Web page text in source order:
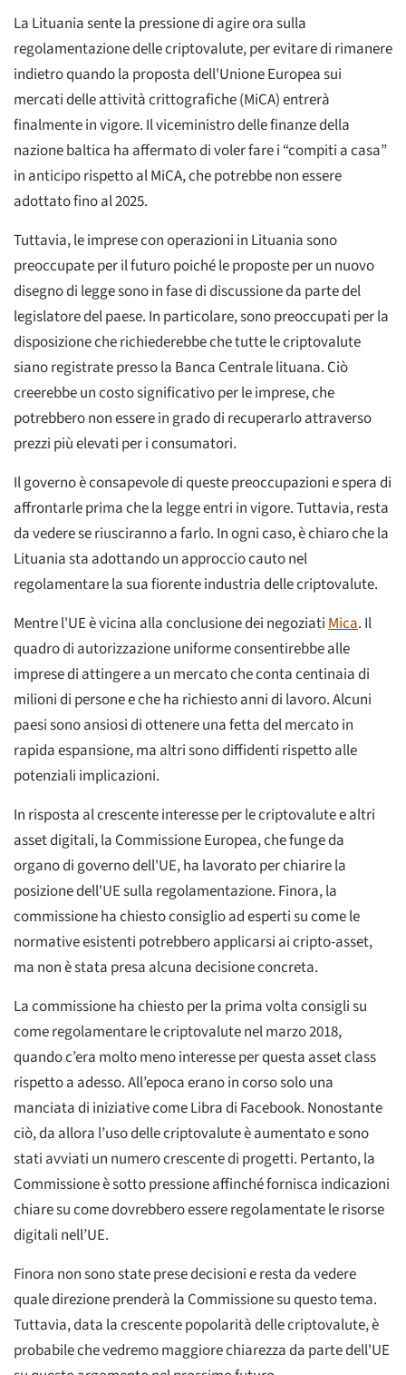
La Lituania sente la pressione di agire ora sulla
regolamentazione delle criptovalute, per evitare di rimanere
indietro quando la proposta dell'Unione Europea sui
mercati delle attività crittografiche (MiCA) entrerà
finalmente in vigore. Il viceministro delle finanze della
nazione baltica ha affermato di voler fare i “compiti a casa”
in anticipo rispetto al MiCA, che potrebbe non essere
adottato fino al 2025.
Tuttavia, le imprese con operazioni in Lituania sono
preoccupate per il futuro poiché le proposte per un nuovo
disegno di legge sono in fase di discussione da parte del
legislatore del paese. In particolare, sono preoccupati per la
disposizione che richiederebbe che tutte le criptovalute
siano registrate presso la Banca Centrale lituana. Ciò
creerebbe un costo significativo per le imprese, che
potrebbero non essere in grado di recuperarlo attraverso
prezzi più elevati per i consumatori.
Il governo è consapevole di queste preoccupazioni e spera di
affrontarle prima che la legge entri in vigore. Tuttavia, resta
da vedere se riusciranno a farlo. In ogni caso, è chiaro che la
Lituania sta adottando un approccio cauto nel
regolamentare la sua fiorente industria delle criptovalute.
Mentre l'UE è vicina alla conclusione dei negoziati Mica. Il
quadro di autorizzazione uniforme consentirebbe alle
imprese di attingere a un mercato che conta centinaia di
milioni di persone e che ha richiesto anni di lavoro. Alcuni
paesi sono ansiosi di ottenere una fetta del mercato in
rapida espansione, ma altri sono diffidenti rispetto alle
potenziali implicazioni.
In risposta al crescente interesse per le criptovalute e altri
asset digitali, la Commissione Europea, che funge da
organo di governo dell'UE, ha lavorato per chiarire la
posizione dell'UE sulla regolamentazione. Finora, la
commissione ha chiesto consiglio ad esperti su come le
normative esistenti potrebbero applicarsi ai cripto-asset,
ma non è stata presa alcuna decisione concreta.
La commissione ha chiesto per la prima volta consigli su
come regolamentare le criptovalute nel marzo 2018,
quando c’era molto meno interesse per questa asset class
rispetto a adesso. All’epoca erano in corso solo una
manciata di iniziative come Libra di Facebook. Nonostante
ciò, da allora l’uso delle criptovalute è aumentato e sono
stati avviati un numero crescente di progetti. Pertanto, la
Commissione è sotto pressione affinché fornisca indicazioni
chiare su come dovrebbero essere regolamentate le risorse
digitali nell’UE.
Finora non sono state prese decisioni e resta da vedere
quale direzione prenderà la Commissione su questo tema.
Tuttavia, data la crescente popolarità delle criptovalute, è
probabile che vedremo maggiore chiarezza da parte dell'UE